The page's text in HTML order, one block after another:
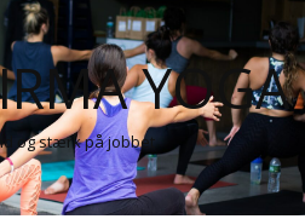
YOGA
og stærk på jobbet